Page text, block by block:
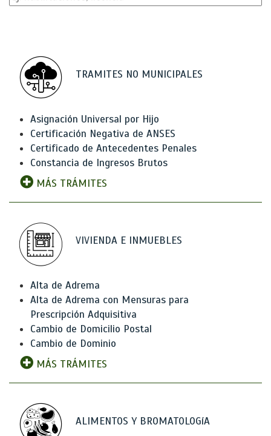
TRAMITES NO MUNICIPALES
Asignación Universal por Hijo
Certificación Negativa de ANSES
Certificado de Antecedentes Penales
Constancia de Ingresos Brutos
MÁS TRÁMITES
VIVIENDA E INMUEBLES
Alta de Adrema
Alta de Adrema con Mensuras para
Prescripción Adquisitiva
Cambio de Domicilio Postal
Cambio de Dominio
MÁS TRÁMITES
ALIMENTOS Y BROMATOLOGíA